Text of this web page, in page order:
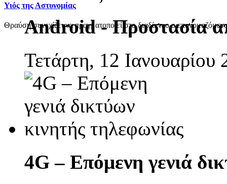
Υιός της Αστυνομίας
Θραύση συνεχίζει να πραγματοποιεί στο διαδίκτυο ο
Android - Προστασία
Τετάρτη, 12 Ιανουαρίου
4G – Επόμενη γενιά